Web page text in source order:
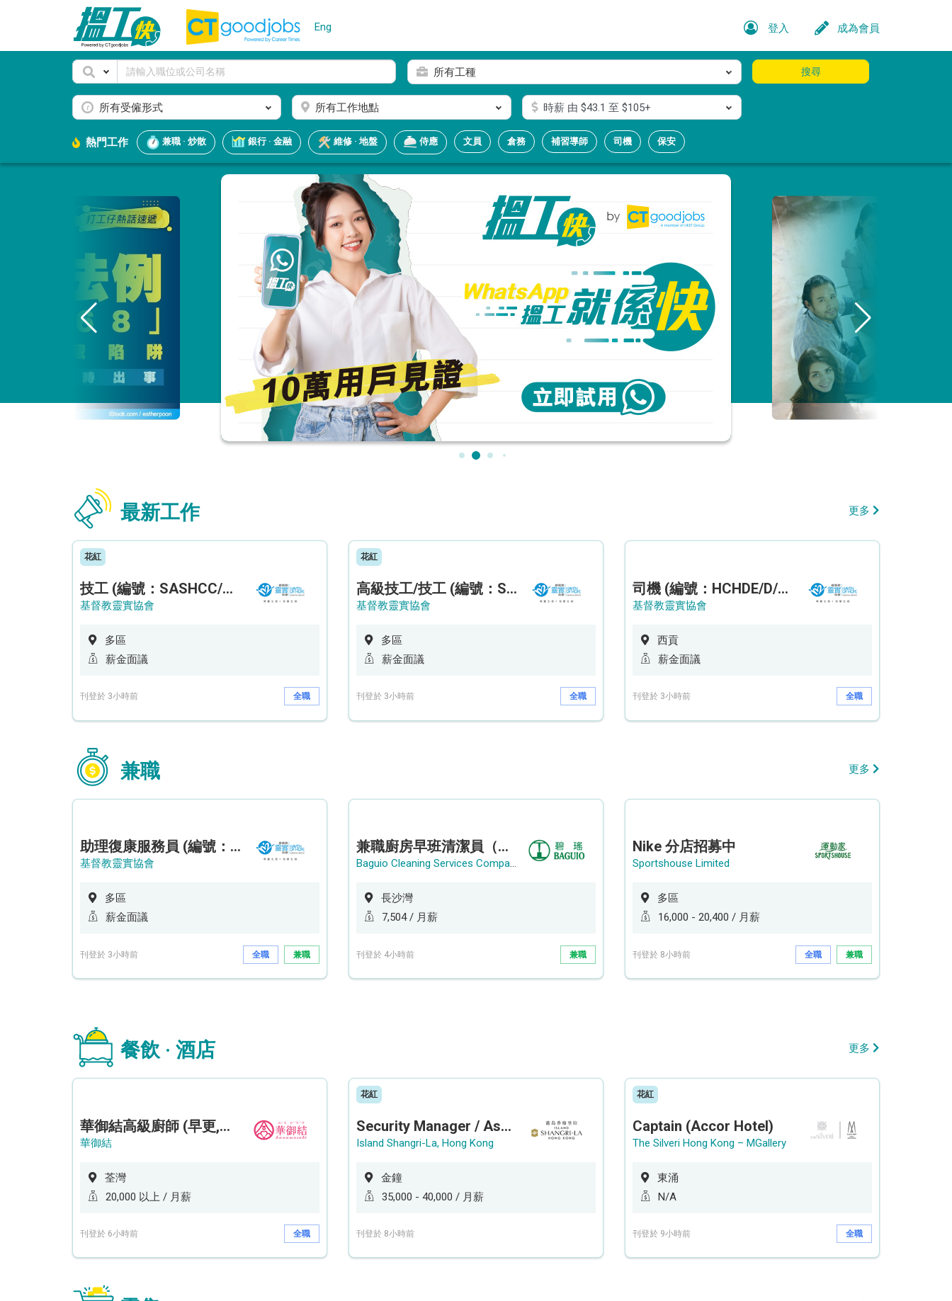
Eng 登入 成為會員
所有工種
所有受僱形式 所有工作地點 時薪由 $43.1 至 $105+
搜尋
熱門工作 兼職 · 炒散 銀行 · 金融 維修 · 地盤 侍應 文員 倉務 補習導師 司機 保安
最新工作 更多
花紅
技工 (編號：SASHCC/A/CTE)
基督教靈實協會
多區
薪金面議
刊登於 3小時前 全職
花紅
高級技工/技工 (編號：SSO/FM/A/CTE)
基督教靈實協會
多區
薪金面議
刊登於 3小時前 全職
司機 (編號：HCHDE/D/CTE)
基督教靈實協會
西貢
薪金面議
刊登於 3小時前 全職
兼職 更多
助理復康服務員 (編號：RSD/ARSW/CTE)
基督教靈實協會
多區
薪金面議
刊登於 3小時前 全職 兼職
兼職廚房早班清潔員（長沙灣）
Baguio Cleaning Services Company Limited
長沙灣
7,504 / 月薪
刊登於 4小時前 兼職
Nike 分店招募中
Sportshouse Limited
多區
16,000 - 20,400 / 月薪
刊登於 8小時前 全職 兼職
餐飲 · 酒店 更多
華御結高級廚師 (早更,中央廚房)*底薪可達20k* (5天工作週)
華御結
荃灣
20,000 以上 / 月薪
刊登於 6小時前 全職
花紅
Security Manager / Assistant Security Manager
Island Shangri-La, Hong Kong
金鐘
35,000 - 40,000 / 月薪
刊登於 8小時前
花紅
Captain (Accor Hotel)
The Silveri Hong Kong – MGallery
東涌
N/A
刊登於 9小時前 全職